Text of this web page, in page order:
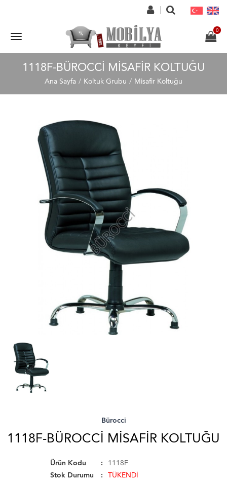
1118F-BÜROCCI MISAFIR KOLTUĞU
Ana Sayfa Koltuk Grubu Misafir Koltuğu
Bürocci
1118F-BÜROCCI MISAFIR KOLTUĞU
Ürün Kodu
1118F
Stok Durumu
TÜKENDİ